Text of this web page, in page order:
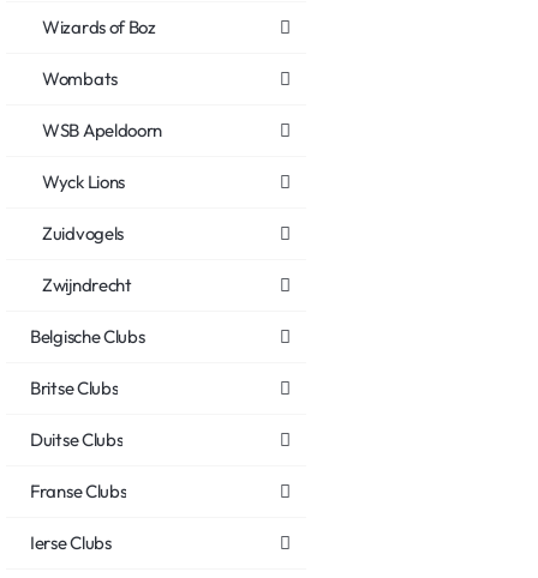
Wizards of Boz
Wombats
WSB Apeldoorn
Wyck Lions
Zuidvogels
Zwijndrecht
Belgische Clubs
Britse Clubs
Duitse Clubs
Franse Clubs
Ierse Clubs